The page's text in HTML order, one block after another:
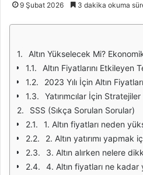
9 Şubat 2026 3 dakika okuma
Altın Yükselecek Mi?
Altın Fiyatlarını Etkileyen
2023 Yılı İçin Altın
Yatırımcılar İçin Stratejiler
SSS (Sıkça Sorulan Sorular)
1. Altın fiyatları neden
2. Altın yatırımı
3. Altın alırken nelere
4. Altın fiyatları ne kadar